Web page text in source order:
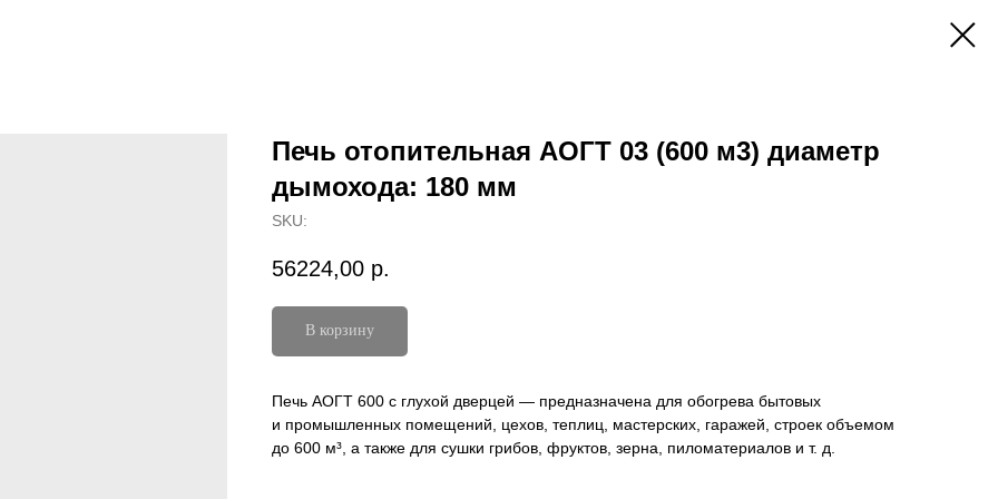
Печь отопительная АОГТ 03 (600 м3) диаметр
дымохода: 180 мм
SKU:
56224,00 р.
В корзину
Печь АОГТ 600 с глухой дверцей — предназначена для обогрева бытовых
и промышленных помещений, цехов, теплиц, мастерских, гаражей, строек объемом
до 600 м³, а также для сушки грибов, фруктов, зерна, пиломатериалов и т. д.